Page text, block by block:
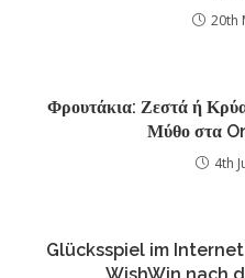
20th
Φρουτάκια: Ζεστά ή
Μύθο στα
4th
Glücksspiel im